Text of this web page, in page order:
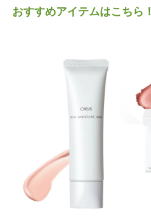
おすすめアイテムはこちら！